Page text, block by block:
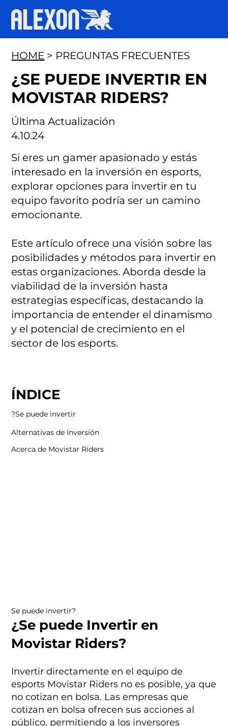
Se puede invertir?
¿Se puede Invertir en
Movistar Riders?
Invertir directamente en el equipo de
esports Movistar Riders no es posible, ya que
no cotizan en bolsa. Las empresas que
cotizan en bolsa ofrecen sus acciones al
público, permitiendo a los inversores
ÍNDICE
Se puede invertir?
Alternativas de Inversión
Acerca de Movistar Riders
Última Actualización
4.10.24
HOME > PREGUNTAS FRECUENTES
¿SE PUEDE INVERTIR EN
MOVISTAR RIDERS?
Si eres un gamer apasionado y estás
interesado en la inversión en esports,
explorar opciones para invertir en tu
equipo favorito podría ser un camino
emocionante.
Este artículo ofrece una visión sobre las
posibilidades y métodos para invertir en
estas organizaciones. Aborda desde la
viabilidad de la inversión hasta
estrategias específicas, destacando la
importancia de entender el dinamismo
y el potencial de crecimiento en el
sector de los esports.